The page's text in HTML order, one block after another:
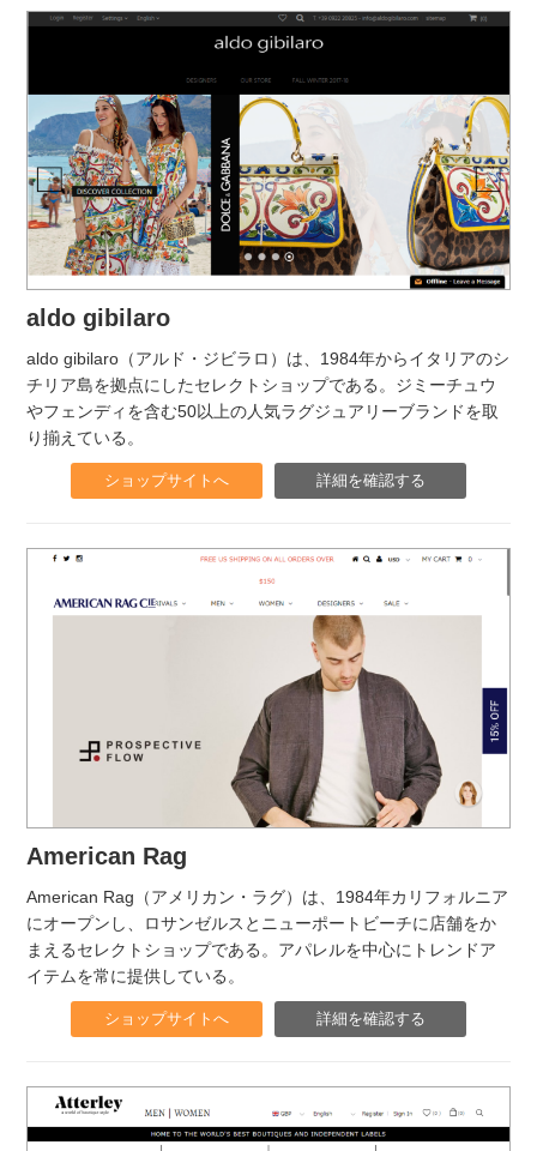
aldo gibilaro
aldo gibilaro（アルド・ジビラロ）は、1984年からイタリアのシ
チリア島を拠点にしたセレクトショップである。ジミーチュウ
やフェンディを含む50以上の人気ラグジュアリーブランドを取
り揃えている。
ショップサイトへ 詳細を確認する
American Rag
American Rag（アメリカン・ラグ）は、1984年カリフォルニア
にオープンし、ロサンゼルスとニューポートビーチに店舗をか
まえるセレクトショップである。アパレルを中心にトレンドア
イテムを常に提供している。
ショップサイトへ 詳細を確認する